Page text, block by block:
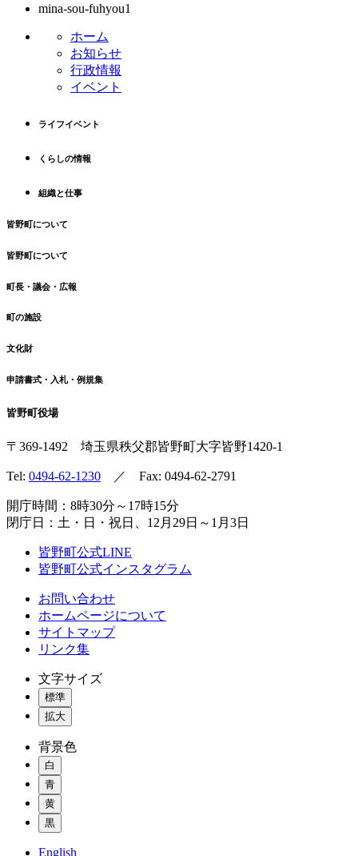
mina-sou-fuhyou1
ホーム
お知らせ
行政情報
イベント
ライフイベント
くらしの情報
組織と仕事
皆野町について
皆野町について
町長・議会・広報
町の施設
文化財
申請書式・入札・例規集
皆野町役場
〒369-1492 埼玉県秩父郡皆野町大字皆野1420-1
Tel: 0494-62-1230 ／ Fax: 0494-62-2791
開庁時間：8時30分～17時15分
閉庁日：土・日・祝日、12月29日～1月3日
皆野町公式LINE
皆野町公式インスタグラム
お問い合わせ
ホームページについて
サイトマップ
リンク集
文字サイズ
標準
拡大
背景色
白
青
黄
黒
English